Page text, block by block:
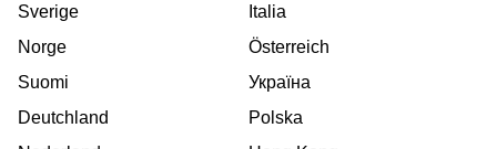
Sverige
Norge
Suomi
Deutchland
Italia
Österreich
Україна
Polska